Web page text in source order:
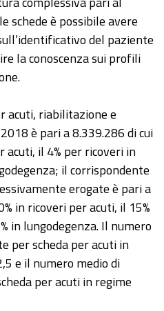
schede è possibile avere
del paziente
la conoscenza sui profili
acuti, riabilitazione e
è pari a 8.339.286 di cui
acuti, il 4% per ricoveri in
il corrispondente
erogate è pari a
in ricoveri per acuti, il 15%
in lungodegenza. Il numero
per scheda per acuti in
e il numero medio di
per acuti in regime